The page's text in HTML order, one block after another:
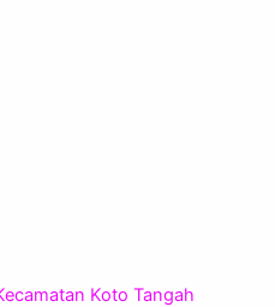
Koto Tangah